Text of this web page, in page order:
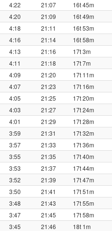
4:22 21:07
16t 45m
4:20 21:09
16t 49m
4:18 21:11
16t 53m
4:16 21:14
16t 58m
4:13 21:16
17t 3m
4:11 21:18
17t 7m
4:09 21:20
17t 11m
4:07 21:23
17t 16m
4:05 21:25
17t 20m
4:03 21:27
17t 24m
4:01 21:29
17t 28m
3:59 21:31
17t 32m
3:57 21:33
17t 36m
3:55 21:35
17t 40m
3:53 21:37
17t 44m
3:52 21:39
17t 47m
3:50 21:41
17t 51m
3:48 21:43
17t 55m
3:47 21:45
17t 58m
3:45 21:46 18t 1m